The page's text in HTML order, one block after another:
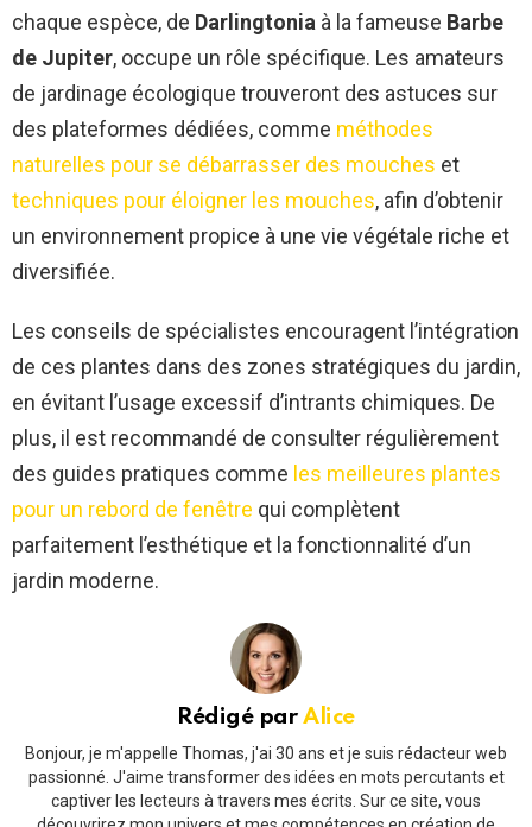
chaque espèce, de Darlingtonia à la fameuse Barbe
de Jupiter, occupe un rôle spécifique. Les amateurs
de jardinage écologique trouveront des astuces sur
des plateformes dédiées, comme méthodes
naturelles pour se débarrasser des mouches et
techniques pour éloigner les mouches, afin d’obtenir
un environnement propice à une vie végétale riche et
diversifiée.
Les conseils de spécialistes encouragent l’intégration
de ces plantes dans des zones stratégiques du jardin,
en évitant l’usage excessif d’intrants chimiques. De
plus, il est recommandé de consulter régulièrement
des guides pratiques comme les meilleures plantes
pour un rebord de fenêtre qui complètent
parfaitement l’esthétique et la fonctionnalité d’un
jardin moderne.
Rédigé parAlice
Bonjour, je m'appelle Thomas, j'ai 30 ans et je suis rédacteur web
passionné. J'aime transformer des idées en mots percutants et
captiver les lecteurs à travers mes écrits. Sur ce site, vous